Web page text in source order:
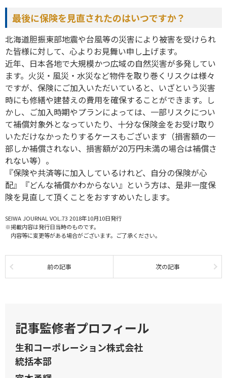
最後に保険を見直されたのはいつですか？
北海道胆振東部地震や台風等の災害により被害を受けられ
た皆様に対して、心よりお見舞い申し上げます。
近年、日本各地で大規模かつ広域の自然災害が多発してい
ます。火災・風災・水災など物件を取り巻くリスクは様々
ですが、保険にご加入いただいていると、いざという災害
時にも修繕や建替えの費用を確保することができます。し
かし、ご加入時期やプランによっては、一部リスクについ
て補償対象外となっていたり、十分な保険金をお受け取り
いただけなかったりするケースもございます（損害額の一
部しか補償されない、損害額が20万円未満の場合は補償さ
れない等）。
『保険や共済等に加入しているけれど、自分の保険が心
配』『どんな補償かわからない』という方は、是非一度保
険を見直して頂くことをおすすめいたします。
SEIWA JOURNAL VOL.73 2018年10月10日発行
※掲載内容は発行日当時のものです。
内容等に変更等がある場合がございます。ご了承ください。
前の記事 次の記事
記事監修者プロフィール
生和コーポレーション株式会社
統括本部